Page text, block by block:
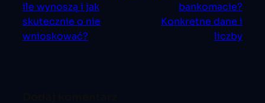
ile wynoszą i jak
skutecznie o nie
wnioskować?
bankomacie?
Konkretne dane i
liczby